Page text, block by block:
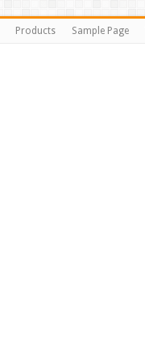
Products Sample Page